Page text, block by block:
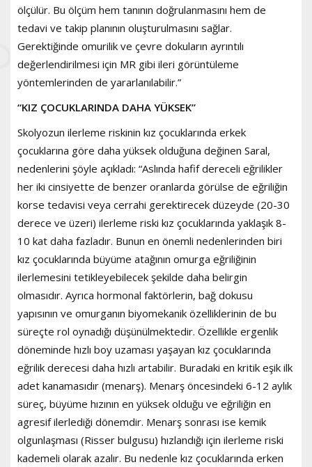
ölçülür. Bu ölçüm hem tanının doğrulanmasını hem de
tedavi ve takip planının oluşturulmasını sağlar.
Gerektiğinde omurilik ve çevre dokuların ayrıntılı
değerlendirilmesi için MR gibi ileri görüntüleme
yöntemlerinden de yararlanılabilir.”
“KIZ ÇOCUKLARINDA DAHA YÜKSEK”
Skolyozun ilerleme riskinin kız çocuklarında erkek
çocuklarına göre daha yüksek olduğuna değinen Saral,
nedenlerini şöyle açıkladı: “Aslında hafif dereceli eğrilikler
her iki cinsiyette de benzer oranlarda görülse de eğriliğin
korse tedavisi veya cerrahi gerektirecek düzeyde (20-30
derece ve üzeri) ilerleme riski kız çocuklarında yaklaşık 8-
10 kat daha fazladır. Bunun en önemli nedenlerinden biri
kız çocuklarında büyüme atağının omurga eğriliğinin
ilerlemesini tetikleyebilecek şekilde daha belirgin
olmasıdır. Ayrıca hormonal faktörlerin, bağ dokusu
yapısının ve omurganın biyomekanik özelliklerinin de bu
süreçte rol oynadığı düşünülmektedir. Özellikle ergenlik
döneminde hızlı boy uzaması yaşayan kız çocuklarında
eğrilik derecesi daha hızlı artabilir. Buradaki en kritik eşik ilk
adet kanamasıdır (menarş). Menarş öncesindeki 6-12 aylık
süreç, büyüme hızının en yüksek olduğu ve eğriliğin en
agresif ilerlediği dönemdir. Menarş sonrası ise kemik
olgunlaşması (Risser bulgusu) hızlandığı için ilerleme riski
kademeli olarak azalır. Bu nedenle kız çocuklarında erken